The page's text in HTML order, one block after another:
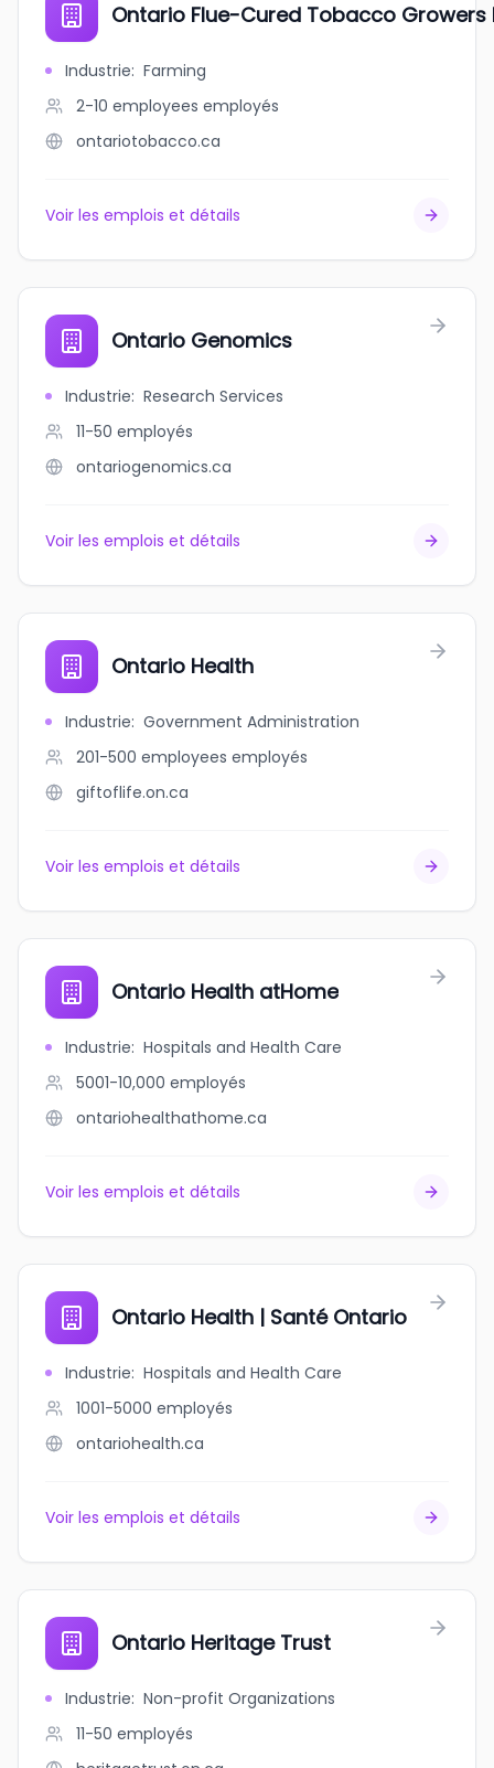
Ontario Flue-Cured Tobacco Growers
Industrie: Farming
2-10 employees employés
ontariotobacco.ca
Voir les emplois et détails
Ontario Genomics
Industrie: Research Services
11-50 employés
ontariogenomics.ca
Voir les emplois et détails
Ontario Health
Industrie: Government Administration
201-500 employees employés
giftoflife.on.ca
Voir les emplois et détails
Ontario Health atHome
Industrie: Hospitals and Health Care
5001-10,000 employés
ontariohealthathome.ca
Voir les emplois et détails
Ontario Health | Santé Ontario
Industrie: Hospitals and Health Care
1001-5000 employés
ontariohealth.ca
Voir les emplois et détails
Ontario Heritage Trust
Industrie: Non-profit Organizations
11-50 employés